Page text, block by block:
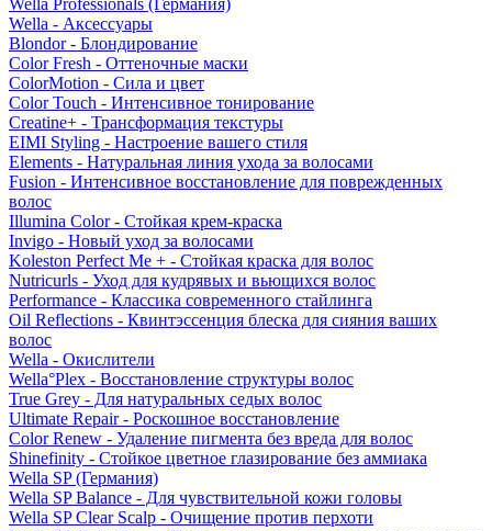
Wella Professionals (Германия)
Wella - Аксессуары
Blondor - Блондирование
Color Fresh - Оттеночные маски
ColorMotion - Сила и цвет
Color Touch - Интенсивное тонирование
Creatine+ - Трансформация текстуры
EIMI Styling - Настроение вашего стиля
Elements - Натуральная линия ухода за волосами
Fusion - Интенсивное восстановление для поврежденных
волос
Illumina Color - Стойкая крем-краска
Invigo - Новый уход за волосами
Koleston Perfect Me + - Стойкая краска для волос
Nutricurls - Уход для кудрявых и вьющихся волос
Performance - Классика современного стайлинга
Oil Reflections - Квинтэссенция блеска для сияния ваших
волос
Wella - Окислители
Wella°Plex - Восстановление структуры волос
True Grey - Для натуральных седых волос
Ultimate Repair - Роскошное восстановление
Color Renew - Удаление пигмента без вреда для волос
Shinefinity - Стойкое цветное глазирование без аммиака
Wella SP (Германия)
Wella SP Balance - Для чувствительной кожи головы
Wella SP Clear Scalp - Очищение против перхоти